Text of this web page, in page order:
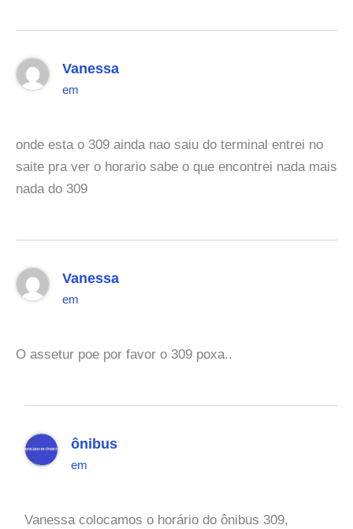
Vanessa
em
onde esta o 309 ainda nao saiu do terminal entrei no
saite pra ver o horario sabe o que encontrei nada mais
nada do 309
Vanessa
em
O assetur poe por favor o 309 poxa..
ônibus
em
Vanessa colocamos o horário do ônibus 309,